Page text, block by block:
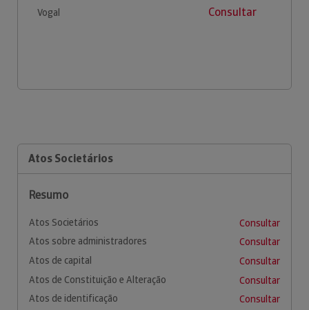
Vogal Consultar
Atos Societários
Resumo
Atos Societários
Consultar
Atos sobre administradores
Consultar
Atos de capital
Consultar
Atos de Constituição e Alteração
Consultar
Atos de identificação
Consultar